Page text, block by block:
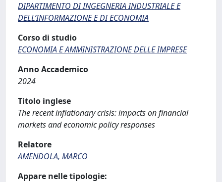
DIPARTIMENTO DI INGEGNERIA INDUSTRIALE E
DELL’INFORMAZIONE E DI ECONOMIA
Corso di studio
ECONOMIA E AMMINISTRAZIONE DELLE IMPRESE
Anno Accademico
2024
Titolo inglese
The recent inflationary crisis: impacts on financial
markets and economic policy responses
Relatore
AMENDOLA, MARCO
Appare nelle tipologie: